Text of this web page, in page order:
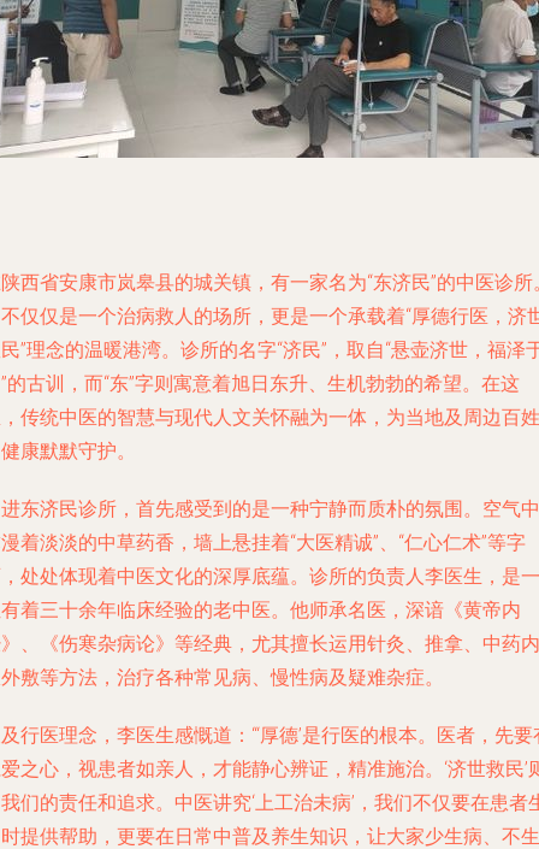
西省安康市岚皋县的城关镇，有一家名为“东济民”的中医诊所
仅仅是一个治病救人的场所，更是一个承载着“厚德行医，济
”理念的温暖港湾。诊所的名字“济民”，取自“悬壶济世，福泽
的古训，而“东”字则寓意着旭日东升、生机勃勃的希望。在这
传统中医的智慧与现代人文关怀融为一体，为当地及周边百姓
康默默守护。
东济民诊所，首先感受到的是一种宁静而质朴的氛围。空气中
着淡淡的中草药香，墙上悬挂着“大医精诚”、“仁心仁术”等字
处处体现着中医文化的深厚底蕴。诊所的负责人李医生，是一
着三十余年临床经验的老中医。他师承名医，深谙《黄帝内
、《伤寒杂病论》等经典，尤其擅长运用针灸、推拿、中药内
敷等方法，治疗各种常见病、慢性病及疑难杂症。
行医理念，李医生感慨道：“‘厚德’是行医的根本。医者，先要
之心，视患者如亲人，才能静心辨证，精准施治。‘济世救民’
们的责任和追求。中医讲究‘上工治未病’，我们不仅要在患者
提供帮助，更要在日常中普及养生知识，让大家少生病、不生